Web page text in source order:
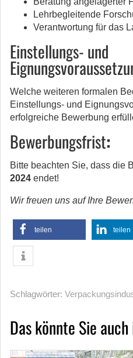
Lehrbegleitende
Verantwortung für das
Einstellungs- und
Welche weiteren formalen
Einstellungs- und
erfolgreiche Bewerbung
Bewerbungsfrist:
Bitte beachten Sie, dass die
2024 endet!
Wir freuen uns auf Ihre
teilen teilen
Schlagwörter:
Das könnte Sie